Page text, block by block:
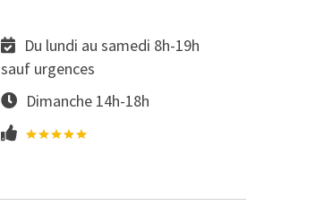
Du lundi au samedi 8h-19h
sauf urgences
Dimanche 14h-18h